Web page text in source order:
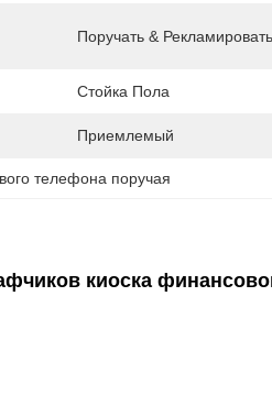
Поручать & Рекламировать
Стойка Пола
Приемлемый
телефона поручая
киоска